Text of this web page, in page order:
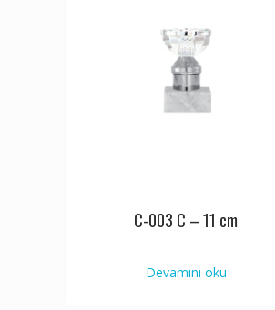
C-003 C – 11 cm
Devamını oku